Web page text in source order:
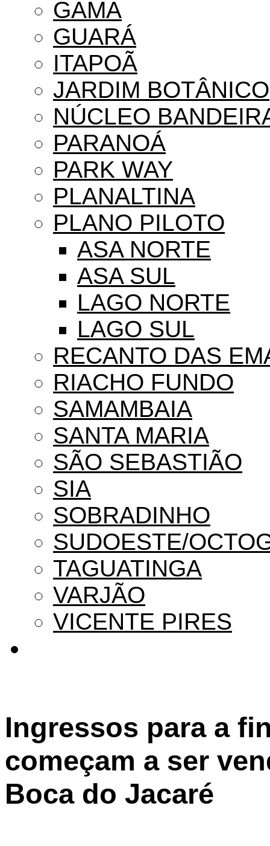
GAMA
GUARÁ
ITAPOÃ
JARDIM BOTÂNICO
NÚCLEO
PARANOÁ
PARK WAY
PLANALTINA
PLANO PILOTO
ASA NORTE
ASA SUL
LAGO NORTE
LAGO SUL
RECANTO DAS
RIACHO FUNDO
SAMAMBAIA
SANTA MARIA
SÃO SEBASTIÃO
SIA
SOBRADINHO
SUDOESTE/
TAGUATINGA
VARJÃO
VICENTE PIRES
Ingressos para a
começam a ser
Boca do Jacaré